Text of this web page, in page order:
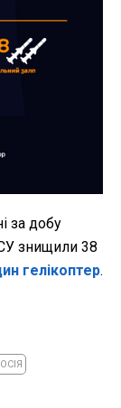
за добу
знищили 38
гелікоптер.